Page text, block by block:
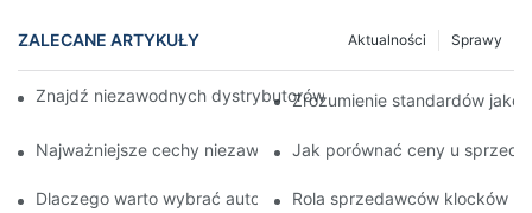
ZALECANE ARTYKUŁY Sprawy
Aktualności
Znajdź niezawodnych dystrybutorów klocków hamulcowych
Zrozumienie standardów
Najważniejsze cechy niezawodnego sprzedawcy klocków
Jak porównać ceny u
Dlaczego warto wybrać autoryzowanego sprzedawcę klocków
Rola sprzedawców klocków